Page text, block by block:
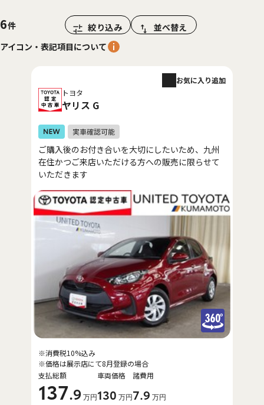
6 絞り込み
並べ替え
アイコン・表記項目について
トヨタ
ヤリス G
お気に入り追加
ご購入後のお付き合いを大切にしたいため、九州
在住かつご来店いただける方への販売に限らせて
いただきます
支払総額
137.9 万円
車両価格
130 万円
諸費用
7.9 万円
※消費税10%込み
※価格は展示店にて8月登録の場合